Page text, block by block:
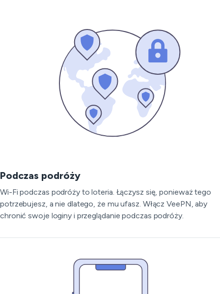
Podczas podróży
Wi-Fi podczas podróży to loteria. Łączysz się, ponieważ tego
potrzebujesz, a nie dlatego, że mu ufasz. Włącz VeePN, aby
chronić swoje loginy i przeglądanie podczas podróży.